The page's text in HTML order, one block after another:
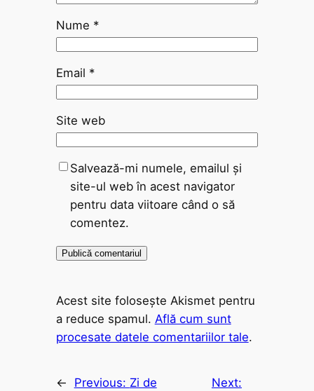
Nume *
Email *
Site web
Salvează-mi numele, emailul și
site-ul web în acest navigator
pentru data viitoare când o să
comentez.
Acest site folosește Akismet pentru
a reduce spamul. Află cum sunt
procesate datele comentariilor tale.
← Previous: Zi de
Next: